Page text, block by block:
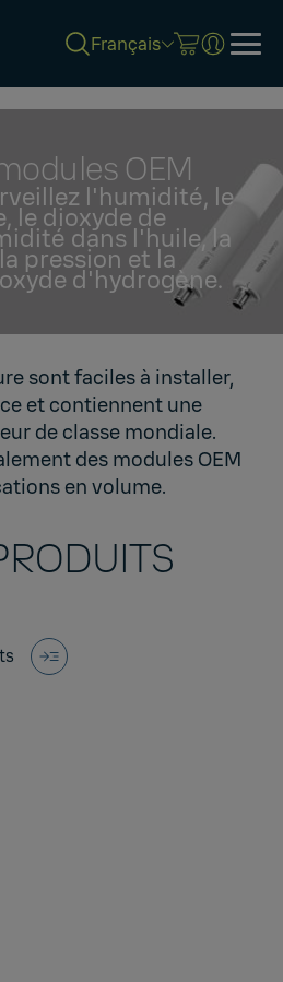
Français
OEM
l'humidité, le
le dioxyde de
dans l'huile, la
pression et la
d'hydrogène.
sont faciles à installer,
et contiennent une
de classe mondiale.
des modules OEM
en volume.